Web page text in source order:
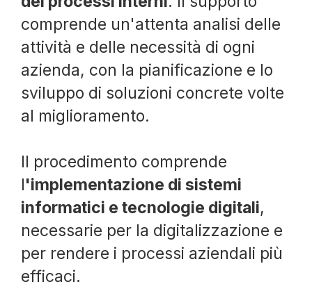
comprende un'attenta analisi delle
attività e delle necessità di ogni
azienda, con la pianificazione e lo
sviluppo di soluzioni concrete volte
al miglioramento.
Il procedimento comprende
l'implementazione di sistemi
informatici e tecnologie digitali,
necessarie per la digitalizzazione e
per rendere i processi aziendali più
efficaci.